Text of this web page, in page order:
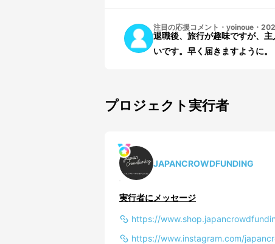
注目の応援コメント ・ yoinoue ・
退職後、旅行が趣味ですが、
いです。早く届きますように。
プロジェクト実行者
JAPANCROWDFUNDING
実行者にメッセージ
https://
https://www.instagram.com/